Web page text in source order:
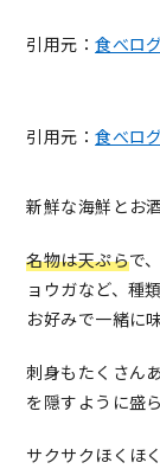
引用元：食べロ
引用元：食べロ
新鮮な海鮮とお
名物は天ぷらで
ョウガなど、種
お好みで一緒に
刺身もたくさんあ
を隠すように盛
サクサクほくほ